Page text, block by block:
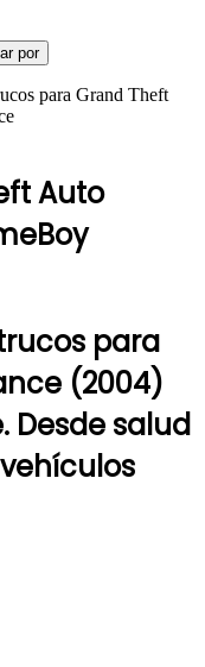
por
para Grand Theft
Auto
para
(2004)
Desde salud